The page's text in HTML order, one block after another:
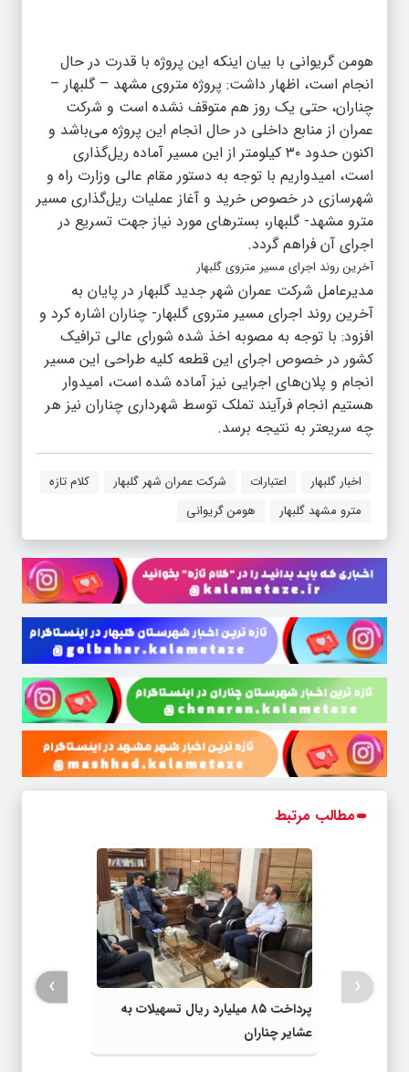
هومن گریوانی با بیان اینکه این پروژه با قدرت در حال
انجام است، اظهار داشت: پروژه متروی مشهد – گلبهار –
چناران، حتی یک روز هم متوقف نشده است و شرکت
عمران از منابع داخلی در حال انجام این پروژه می‌باشد و
اکنون حدود ۳۰ کیلومتر از این مسیر آماده ریل‌گذاری
است، امیدواریم با توجه به دستور مقام عالی وزارت راه و
شهرسازی در خصوص خرید و آغاز عملیات ریل‌گذاری مسیر
مترو مشهد- گلبهار، بسترهای مورد نیاز جهت تسریع در
اجرای آن فراهم گردد.
آخرین روند اجرای مسیر متروی گلبهار
مدیرعامل شرکت عمران شهر جدید گلبهار در پایان به
آخرین روند اجرای مسیر متروی گلبهار- چناران اشاره کرد و
افزود: با توجه به مصوبه اخذ شده شورای عالی ترافیک
کشور در خصوص اجرای این قطعه کلیه طراحی این مسیر
انجام و پلان‌های اجرایی نیز آماده شده است، امیدوار
هستیم انجام فرآیند تملک توسط شهرداری چناران نیز هر
چه سریعتر به نتیجه برسد.
اخبار گلبهار اعتبارات شرکت عمران شهر گلبهار
کلام تازه
مترو مشهد گلبهار
هومن گریوانی
مطالب مرتبط
پرداخت ۸۵ میلیارد ریال تسهیلات به
عشایر چناران
‹
›